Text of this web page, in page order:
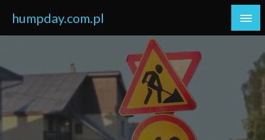
content
humpday.com.pl